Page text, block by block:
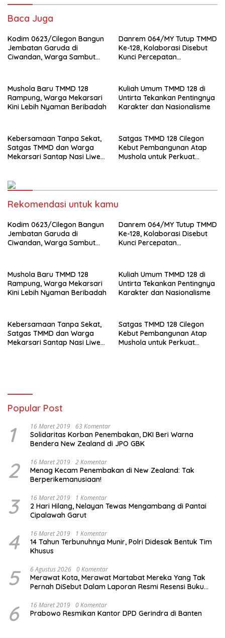
Baca Juga
Kodim 0623/Cilegon Bangun
Jembatan Garuda di
Ciwandan, Warga Sambut
Danrem 064/MY Tutup TMMD
Ke-128, Kolaborasi Disebut
Kunci Percepatan
Mushola Baru TMMD 128
Rampung, Warga Mekarsari
Kini Lebih Nyaman Beribadah
Kuliah Umum TMMD 128 di
Untirta Tekankan Pentingnya
Karakter dan Nasionalisme
Kebersamaan Tanpa Sekat,
Satgas TMMD dan Warga
Mekarsari Santap Nasi Liwet
Satgas TMMD 128 Cilegon
Kebut Pembangunan Atap
Mushola untuk Perkuat
Rekomendasi untuk kamu
Kodim 0623/Cilegon Bangun
Jembatan Garuda di
Ciwandan, Warga Sambut
Danrem 064/MY Tutup TMMD
Ke-128, Kolaborasi Disebut
Kunci Percepatan
Mushola Baru TMMD 128
Rampung, Warga Mekarsari
Kini Lebih Nyaman Beribadah
Kuliah Umum TMMD 128 di
Untirta Tekankan Pentingnya
Karakter dan Nasionalisme
Kebersamaan Tanpa Sekat,
Satgas TMMD dan Warga
Mekarsari Santap Nasi Liwet
Satgas TMMD 128 Cilegon
Kebut Pembangunan Atap
Mushola untuk Perkuat
Popular Post
1 16 Maret 2019 63 Komentar
Solidaritas Korban Penembakan, DKI Beri Warna
Bendera New Zealand di JPO GBK
2 16 Maret 2019 2 Komentar
Menag Kecam Penembakan di New Zealand: Tak
Berperikemanusiaan!
3 16 Maret 2019 1 Komentar
2 Hari Hilang, Nelayan Tewas Mengambang di Pantai
Cipalawah Garut
4 16 Maret 2019 1 Komentar
14 Tahun Terbunuhnya Munir, Polri Didesak Bentuk Tim
Khusus
5 6 Agustus 2026 0 Komentar
Merawat Kota, Merawat Martabat Mereka Yang Tak
Pernah DiSebut Dalam Laporan Resmi Resensi Buku
6 16 Maret 2019 0 Komentar
Prabowo Resmikan Kantor DPD Gerindra di Banten